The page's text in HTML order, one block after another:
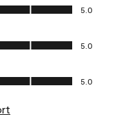
5.0
5.0
5.0